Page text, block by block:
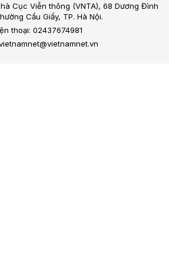
Cục Viễn thông (VNTA), 68 Dương Đình
Cầu Giấy, TP. Hà Nội.
thoại: 02437674981